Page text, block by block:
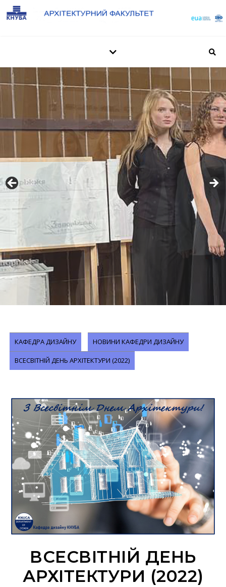
КАФЕДРА ДИЗАЙНУ НОВИНИ КАФЕДРИ ДИЗАЙНУ
ВСЕСВІТНІЙ ДЕНЬ АРХІТЕКТУРИ (2022)
ВСЕСВІТНІЙ ДЕНЬ
АРХІТЕКТУРИ (2022)